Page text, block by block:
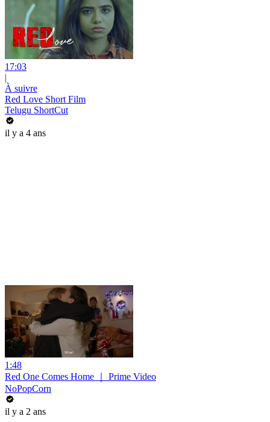
17:03
|
À suivre
Red Love Short Film
Telugu ShortCut
il y a 4 ans
1:48
Red One Comes Home ｜ Prime Video
NoPopCorn
il y a 2 ans